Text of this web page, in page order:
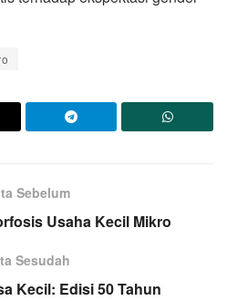
Sebelum
Usaha Kecil Mikro
Sesudah
Kecil: Edisi 50 Tahun